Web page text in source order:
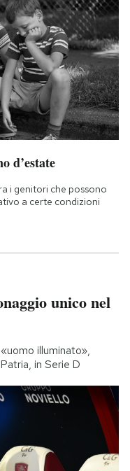
d’estate
i genitori che possono
a certe condizioni
unico nel
illuminato»,
in Serie D